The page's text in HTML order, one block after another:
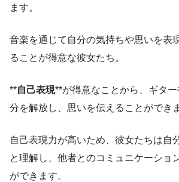
ます。
音楽を通じて自分の気持ちや思いを表
ることが得意な彼女たち。
**自己表現**が得意なことから、ギタ
分を解放し、思いを伝えることができ
自己表現力が高いため、彼女たちは自
と理解し、他者とのコミュニケーショ
ができます。